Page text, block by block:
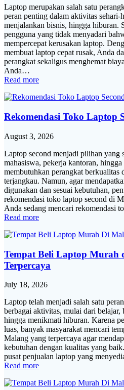
Laptop merupakan salah satu
peran penting dalam aktivitas
menjalankan bisnis, hingga hiburan.
pengguna yang tidak menyadari
mempercepat kerusakan laptop.
membuat laptop cepat rusak, Anda
perangkat sekaligus menghemat
Anda…
Read more
Rekomendasi Toko Laptop
August 3, 2026
Laptop second menjadi pilihan yang
mahasiswa, pekerja kantoran,
membutuhkan perangkat berkualitas
terjangkau. Namun, agar
digunakan dan sesuai kebutuhan,
rekomendasi toko laptop second di
Anda sedang mencari rekomendasi
Read more
Tempat Beli Laptop Murah
Terpercaya
July 18, 2026
Laptop telah menjadi salah satu
berbagai aktivitas, mulai dari belajar,
hingga menikmati hiburan. Karena
luas, banyak masyarakat mencari
Malang yang terpercaya agar
kebutuhan dengan kualitas yang
pusat penjualan laptop yang
Read more